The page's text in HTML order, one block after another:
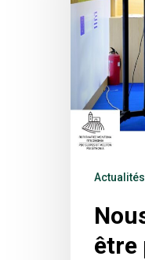
Actualités
être